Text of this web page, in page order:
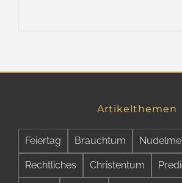
Artikelthemen
Feiertag Brauchtum
Rechtliches Christentum